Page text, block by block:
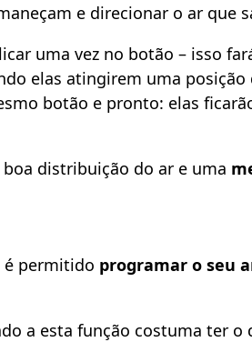
e direcionar o ar que
uma vez no botão – isso
elas atingirem uma
botão e pronto: elas
distribuição do ar e uma
é permitido programar o seu
a esta função costuma ter